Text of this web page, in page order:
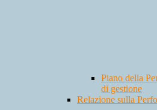
Piano della
di gestione
Relazione sulla